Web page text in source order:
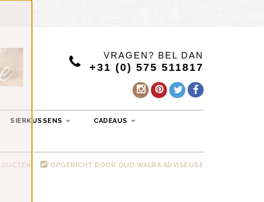
VRAGEN? BEL DAN
+31 (0) 575 511817
SIERKUSSENS CADEAUS
OPGERICHT DOOR OUD WALRA ADVISEUSE